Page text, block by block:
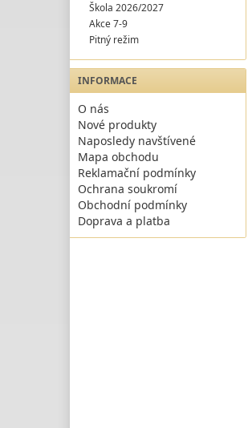
Škola 2026/2027
Akce 7-9
Pitný režim
INFORMACE
O nás
Nové produkty
Naposledy navštívené
Mapa obchodu
Reklamační podmínky
Ochrana soukromí
Obchodní podmínky
Doprava a platba